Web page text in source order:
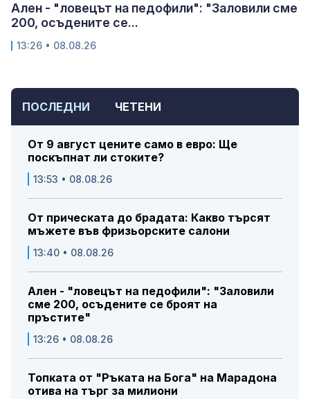
ПОСЛЕДНИ ЧЕТЕНИ
От 9 август цените само в евро: Ще
поскъпнат ли стоките?
13:53 • 08.08.26
От прическата до брадата: Какво търсят
мъжете във фризьорските салони
13:40 • 08.08.26
Ален - "ловецът на педофили": "Заловили
сме 200, осъдените се броят на
пръстите"
13:26 • 08.08.26
Топката от "Ръката на Бога" на Марадона
отива на търг за милиони
Ален - "ловецът на педофили": "Заловили сме
200, осъдените се...
13:26 • 08.08.26